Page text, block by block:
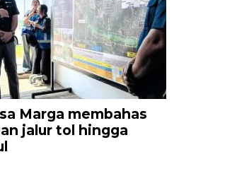
Marga membahas
jalur tol hingga